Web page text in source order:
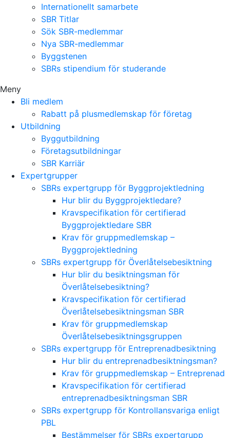
Internationellt samarbete
SBR Titlar
Sök SBR-medlemmar
Nya SBR-medlemmar
Byggstenen
SBRs stipendium för studerande
Meny
Bli medlem
Rabatt på plusmedlemskap för företag
Utbildning
Byggutbildning
Företagsutbildningar
SBR Karriär
Expertgrupper
SBRs expertgrupp för Byggprojektledning
Hur blir du Byggprojektledare?
Kravspecifikation för certifierad
Byggprojektledare SBR
Krav för gruppmedlemskap –
Byggprojektledning
SBRs expertgrupp för Överlåtelsebesiktning
Hur blir du besiktningsman för
Överlåtelsebesiktning?
Kravspecifikation för certifierad
Överlåtelsebesiktningsman SBR
Krav för gruppmedlemskap
Överlåtelsebesiktningsgruppen
SBRs expertgrupp för Entreprenadbesiktning
Hur blir du entreprenadbesiktningsman?
Krav för gruppmedlemskap – Entreprenad
Kravspecifikation för certifierad
entreprenadbesiktningsman SBR
SBRs expertgrupp för Kontrollansvariga enligt
PBL
Bestämmelser för SBRs expertgrupp